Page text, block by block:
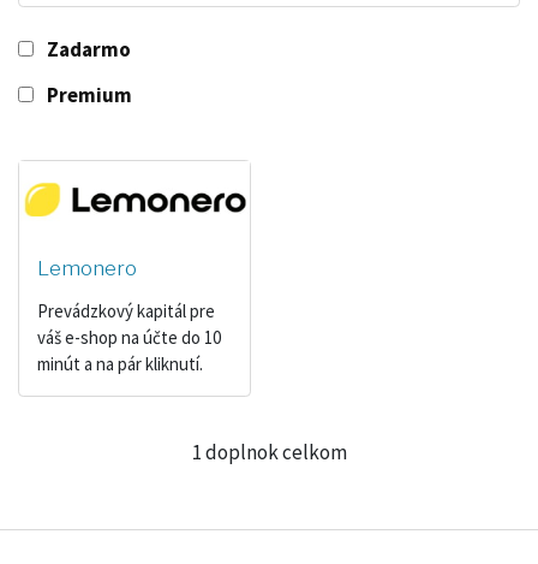
Zadarmo
Premium
Lemonero
Prevádzkový kapitál pre
váš e-shop na účte do 10
minút a na pár kliknutí.
1 doplnok celkom